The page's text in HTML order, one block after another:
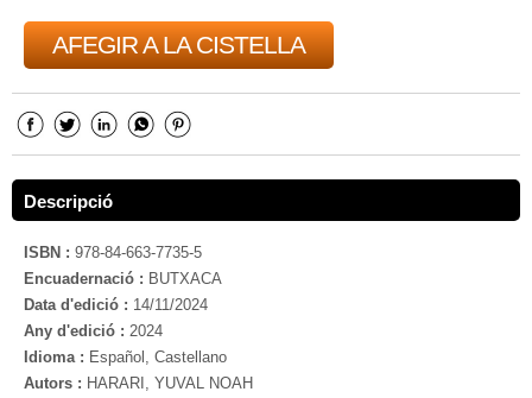
AFEGIR A LA CISTELLA
Descripció
ISBN : 978-84-663-7735-5
Encuadernació : BUTXACA
Data d'edició : 14/11/2024
Any d'edició : 2024
Idioma : Español, Castellano
Autors : HARARI, YUVAL NOAH